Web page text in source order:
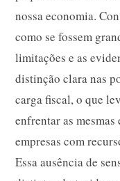
nossa economia.
como se fossem
limitações e as
distinção clara nas
carga fiscal, o que
enfrentar as
empresas com
Essa ausência de